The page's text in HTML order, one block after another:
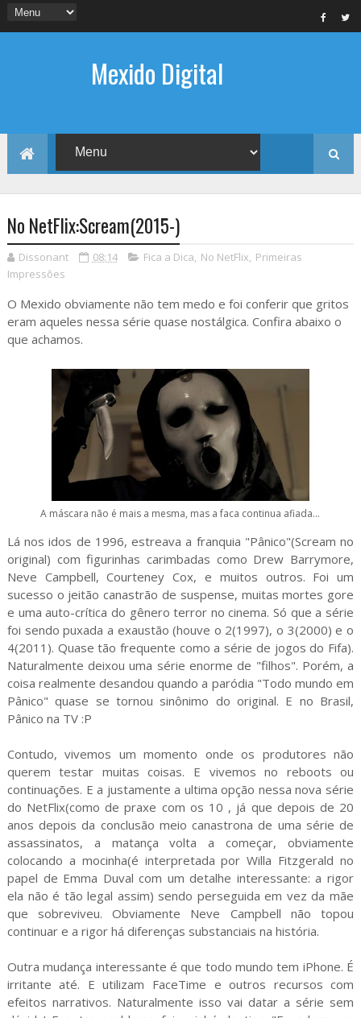
Mexido Digital
No NetFlix:Scream(2015-)
Dissonant 08:14 Fica a Dica, No NetFlix, Primeiras
Impressões
O Mexido obviamente não tem medo e foi conferir que gritos
eram aqueles nessa série quase nostálgica. Confira abaixo o
que achamos.
A máscara não é mais a mesma, mas a faca continua afiada...
Lá nos idos de 1996, estreava a franquia "Pânico"(Scream no
original) com figurinhas carimbadas como Drew Barrymore,
Neve Campbell, Courteney Cox, e muitos outros. Foi um
sucesso o jeitão canastrão de suspense, muitas mortes gore
e uma auto-crítica do gênero terror no cinema. Só que a série
foi sendo puxada a exaustão (houve o 2(1997), o 3(2000) e o
4(2011). Quase tão frequente como a série de jogos do Fifa).
Naturalmente deixou uma série enorme de "filhos". Porém, a
coisa realmente desandou quando a paródia "Todo mundo em
Pânico" quase se tornou sinônimo do original. E no Brasil,
Pânico na TV :P
Contudo, vivemos um momento onde os produtores não
querem testar muitas coisas. E vivemos no reboots ou
continuações. E a justamente a ultima opção nessa nova série
do NetFlix(como de praxe com os 10 , já que depois de 20
anos depois da conclusão meio canastrona de uma série de
assassinatos, a matança volta a começar, obviamente
colocando a mocinha(é interpretada por Willa Fitzgerald no
papel de Emma Duval com um detalhe interessante: a rigor
ela não é tão legal assim) sendo perseguida em vez da mãe
que sobreviveu. Obviamente Neve Campbell não topou
continuar e a rigor há diferenças substanciais na história.
Outra mudança interessante é que todo mundo tem iPhone. É
irritante até. E utilizam FaceTime e outros recursos com
efeitos narrativos. Naturalmente isso vai datar a série sem